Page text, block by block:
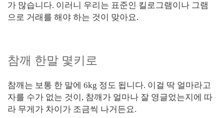
가 많습니다. 이러니 우리는 표준인 킬로그램이나 그램
으로 거래를 해야 하는 것이 맞아요.
참깨 한말 몇키로
참깨는 보통 한 말에 6kg 정도 됩니다. 이걸 딱 얼마라고
자를 수가 없는 것이, 참깨가 얼마나 잘 영글었는지에 따
라 무게가 차이가 조금씩 나거든요.